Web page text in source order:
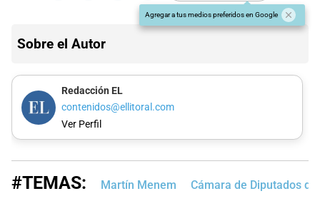
Agregar a tus medios preferidos en Google
Sobre el Autor
Redacción EL
contenidos@ellitoral.com
Ver Perfil
#TEMAS: Martín Menem Cámara de Diputados